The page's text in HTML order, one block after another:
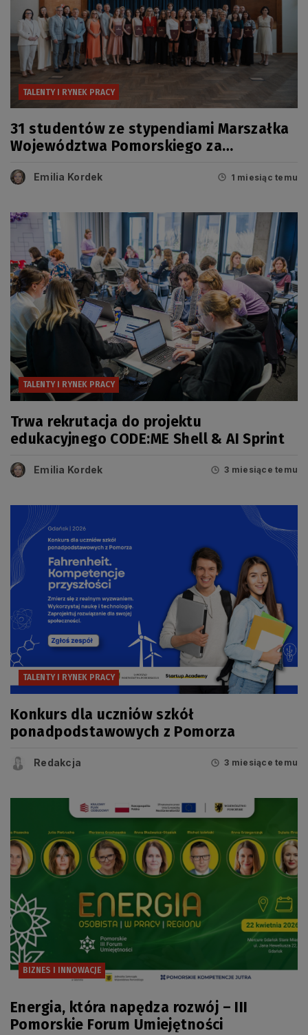
TALENTY I RYNEK PRACY
31 studentów ze stypendiami Marszałka
Województwa Pomorskiego za
Emilia Kordek 1 miesiąc temu
TALENTY I RYNEK PRACY
Trwa rekrutacja do projektu
edukacyjnego CODE:ME Shell & AI Sprint
Emilia Kordek 3 miesiące temu
TALENTY I RYNEK PRACY
Konkurs dla uczniów szkół
ponadpodstawowych z Pomorza
Redakcja 3 miesiące temu
BIZNES I INNOWACJE
Energia, która napędza rozwój – III
Pomorskie Forum Umiejętności